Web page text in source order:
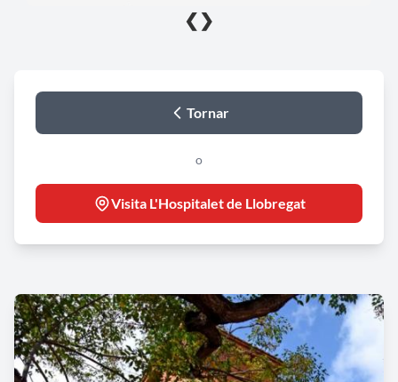
❮ ❯
Tornar
o
Visita L'Hospitalet de Llobregat